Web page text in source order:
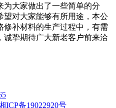
为大家做出了一些简单的分
望对大家能够有所用途，本公
修补材料的生产过程中，有需
诚挚期待广大新老客户前来洽
ICP备19022920号